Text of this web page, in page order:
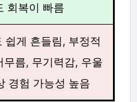
회복이 빠름
쉽게 흔들림, 부정적
무름, 무기력감, 우울
경험 가능성 높음